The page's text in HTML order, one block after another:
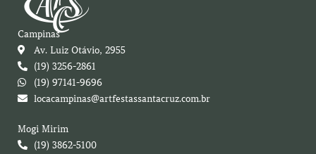
Campinas
Av. Luiz Otávio, 2955
(19) 3256-2861
(19) 97141-9696
locacampinas@artfestassantacruz.com.br
Mogi Mirim
(19) 3862-5100